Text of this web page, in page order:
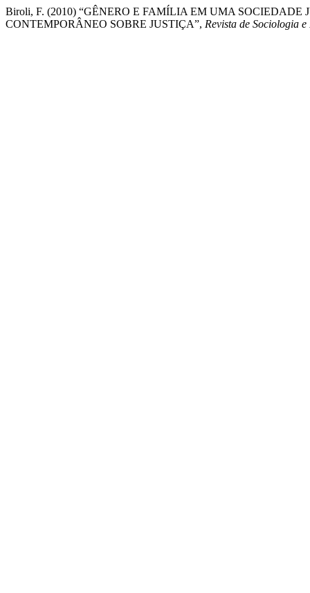
Biroli, F. (2010) “GÊNERO E FAMÍLIA EM UMA
CONTEMPORÂNEO SOBRE JUSTIÇA”, Revista de Sociologia